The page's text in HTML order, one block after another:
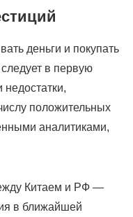
деньги и покупать
в первую
положительных
аналитиками,
Китаем и РФ —
в ближайшей